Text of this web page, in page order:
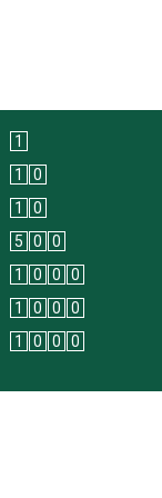
1
1 0
1 0
5 0 0
1 0 0 0
1 0 0 0
1 0 0 0